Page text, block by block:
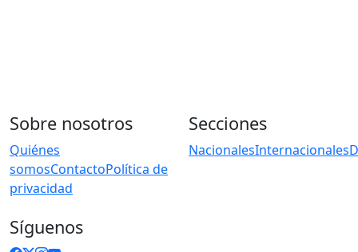
Sobre nosotros
Quiénes
somosContactoPolítica de
privacidad
Secciones
NacionalesInternacionales
Síguenos